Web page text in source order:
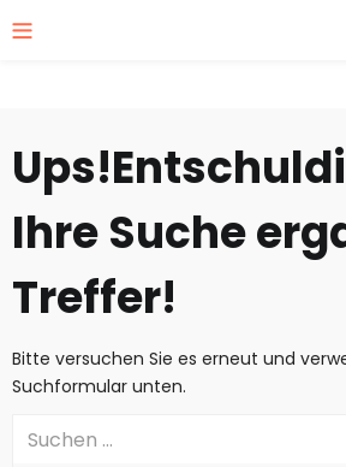
Ups!
Ihre Suche
Treffer!
Bitte versuchen Sie es erneut und
Suchformular unten.